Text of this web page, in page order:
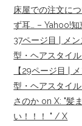
床屋での注文に
ず耳… – Yahoo!知
37ページ目 | メ
型・ヘアスタイ
【29ページ目 |
型・ヘアスタイ
さのか on X: "髪
い！！！ " / X